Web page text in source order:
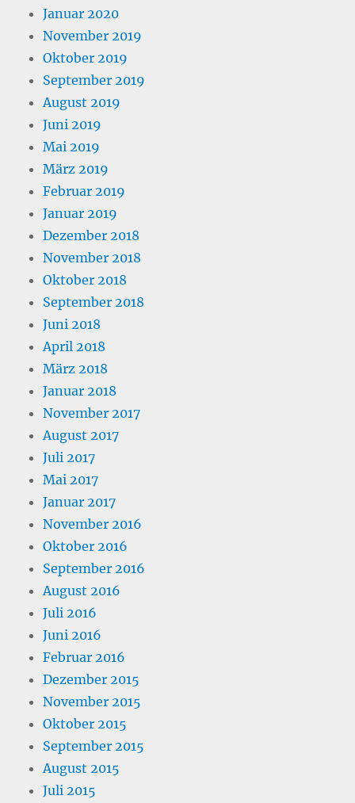
Januar 2020
November 2019
Oktober 2019
September 2019
August 2019
Juni 2019
Mai 2019
März 2019
Februar 2019
Januar 2019
Dezember 2018
November 2018
Oktober 2018
September 2018
Juni 2018
April 2018
März 2018
Januar 2018
November 2017
August 2017
Juli 2017
Mai 2017
Januar 2017
November 2016
Oktober 2016
September 2016
August 2016
Juli 2016
Juni 2016
Februar 2016
Dezember 2015
November 2015
Oktober 2015
September 2015
August 2015
Juli 2015